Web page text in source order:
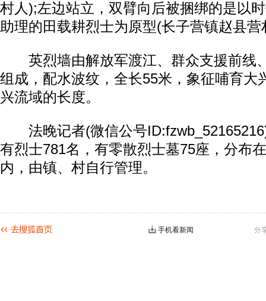
村人);左边站立，双臂向后被捆绑的是以
助理的田载耕烈士为原型(长子营镇赵县营
英烈墙由解放军渡江、群众支援前线
组成，配水波纹，全长55米，象征哺育大
兴流域的长度。
法晚记者(微信公号
有烈士781名，有零散烈士墓75座，分布
内，由镇、村自行管理。
分
手机看新闻